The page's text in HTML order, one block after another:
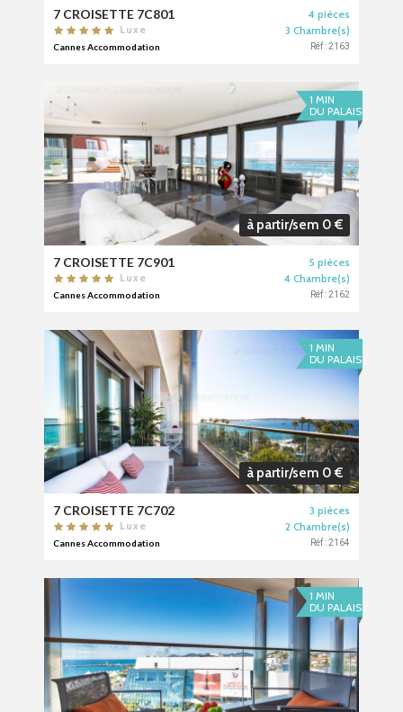
7 CROISETTE 7C801 4 pièces
Luxe 3 Chambre(s)
Cannes Accommodation Réf : 2163
1 MIN
DU PALAIS
à partir/sem 0 €
7 CROISETTE 7C901 5 pièces
Luxe 4 Chambre(s)
Cannes Accommodation Réf : 2162
1 MIN
DU PALAIS
à partir/sem 0 €
7 CROISETTE 7C702 3 pièces
Luxe 2 Chambre(s)
Cannes Accommodation Réf : 2164
1 MIN
DU PALAIS